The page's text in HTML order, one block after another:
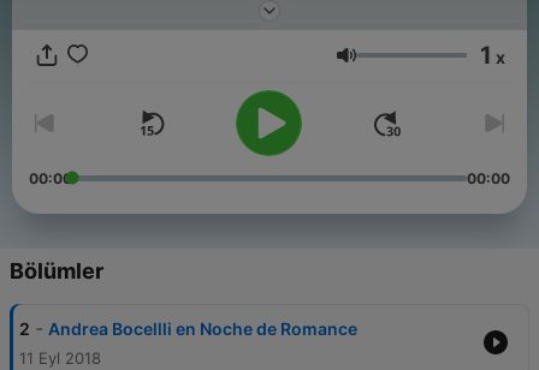
Soritaradio1.blogspot.com O descarga nuestra aplicación
radio That is for you
Ses 1 x
00:00 00:00
Bölümler
2 - Andrea Bocellli en Noche de Romance
11 Eyl 2018